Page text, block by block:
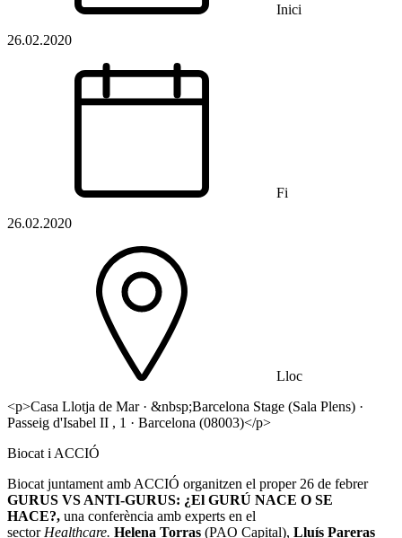
Inici
26.02.2020
Fi
26.02.2020
Lloc
<p>Casa Llotja de Mar · &nbsp;Barcelona Stage (Sala Plens) ·
Passeig d'Isabel II , 1 · Barcelona (08003)</p>
Biocat i ACCIÓ
Biocat juntament amb ACCIÓ organitzen el proper 26 de febrer
GURUS VS ANTI-GURUS: ¿El GURÚ NACE O SE
HACE?, una conferència amb experts en el
sectorHealthcare. Helena Torras (PAO Capital), Lluís Pareras